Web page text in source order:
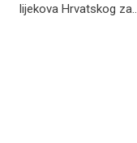
lijekova Hrvatskog za..